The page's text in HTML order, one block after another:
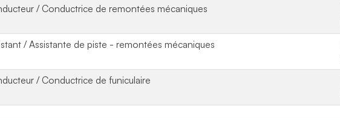
/ Conductrice de remontées mécaniques
/ Assistante de piste - remontées mécaniques
/ Conductrice de funiculaire